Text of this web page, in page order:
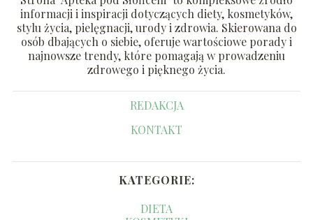
informacji i inspiracji dotyczących diety, kosmetyków,
stylu życia, pielęgnacji, urody i zdrowia. Skierowana do
osób dbających o siebie, oferuje wartościowe porady i
najnowsze trendy, które pomagają w prowadzeniu
zdrowego i pięknego życia.
REDAKCJA
KONTAKT
KATEGORIE:
DIETA